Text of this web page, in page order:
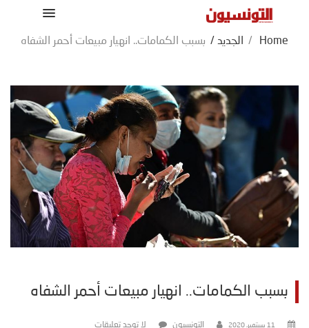
Home
/ الجديد / بسبب الكمامات.. انهيار مبيعات أحمر الشفاه
بسبب الكمامات.. انهيار مبيعات أحمر الشفاه
11 سبتمبر، 2020 التونسيون لا توجد تعليقات